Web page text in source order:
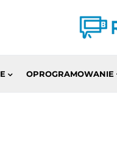
OPROGRAMOWANIE